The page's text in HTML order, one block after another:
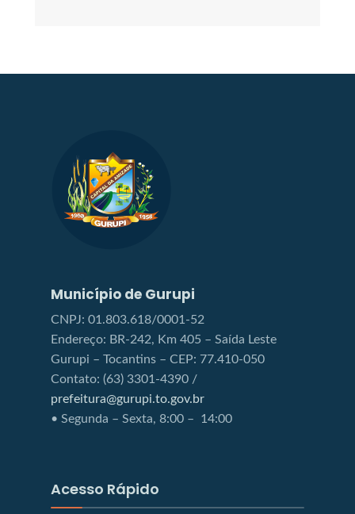
Município de Gurupi
CNPJ: 01.803.618/0001-52
Endereço: BR-242, Km 405 – Saída Leste
Gurupi – Tocantins – CEP: 77.410-050
Contato: (63) 3301-4390 /
prefeitura@gurupi.to.gov.br
• Segunda – Sexta, 8:00 – 14:00
Acesso Rápido